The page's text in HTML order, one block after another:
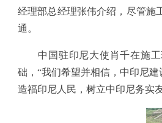
经理部总经理张伟介绍，尽管施
通。
中国驻印尼大使肖千在施工
础，“我们希望并相信，中印尼
造福印尼人民，树立中印尼务实